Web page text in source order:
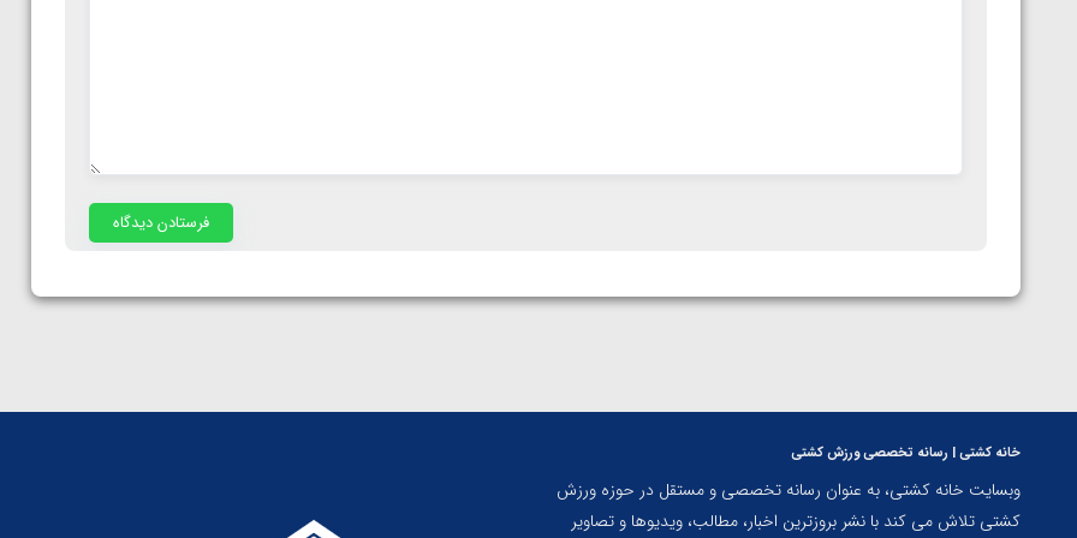
خانه کشتی | رسانه تخصصی ورزش کشتی
وبسایت خانه کشتی، به عنوان رسانه تخصصی و مستقل در حوزه ورزش
کشتی تلاش می کند با نشر بروزترین اخبار، مطالب، ویدیوها و تصاویر